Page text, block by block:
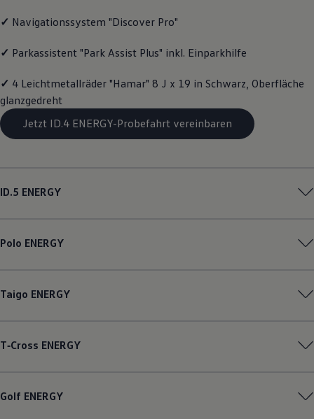
Räder und Reifen
Economy Service
Volkswagen Teile
Modellspezifisches Zubehör
Transport
Entertainment und Elektronik
Individualisieren
Pannen- und Unfallhilfe
✓ Navigationssystem "Discover Pro"
✓ Parkassistent "Park Assist Plus" inkl. Einparkhilfe
✓ 4 Leichtmetallräder "Hamar" 8 J x 19 in Schwarz, Oberfläche
glanzgedreht
Jetzt ID.4 ENERGY-Probefahrt vereinbaren
ID.5 ENERGY
Polo ENERGY
Taigo ENERGY
T‑Cross ENERGY
Golf ENERGY